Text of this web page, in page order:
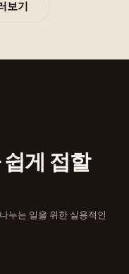
보기
게 접할
누는 일을 위한 실용적인